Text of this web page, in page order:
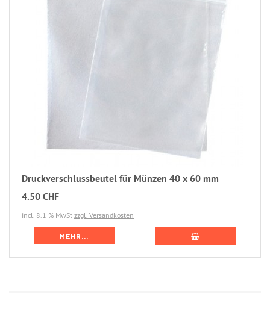
Druckverschlussbeutel für Münzen 40 x 60 mm
4.50 CHF
incl. 8.1 % MwSt zzgl. Versandkosten
MEHR...